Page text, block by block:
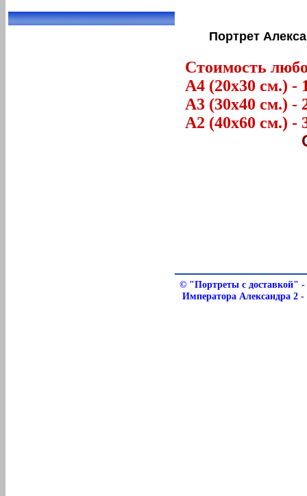
Портрет
Стоимость
А4 (20х30 см.) -
А3 (30х40 см.) -
А2 (40х60 см.) -
© "Портреты с доставкой" -
Императора Александра 2 -